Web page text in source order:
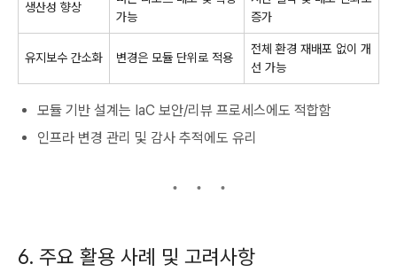
생산성 향상
가능
증가
유지보수 간소화 변경은 모듈 단위로 적용
전체 환경 재배포 없이 개
선 가능
모듈 기반 설계는 IaC 보안/리뷰 프로세스에도 적합함
인프라 변경 관리 및 감사 추적에도 유리
6. 주요 활용 사례 및 고려사항